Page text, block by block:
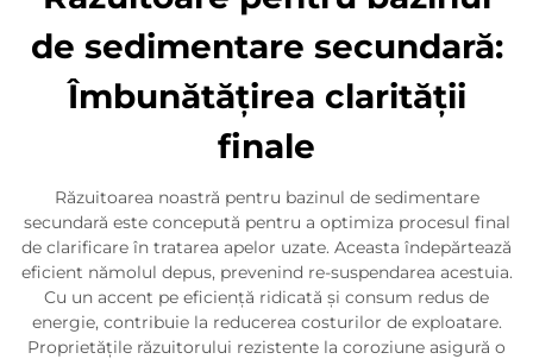
de sedimentare secundară:
Îmbunătățirea clarității
finale
Răzuitoarea noastră pentru bazinul de sedimentare
secundară este concepută pentru a optimiza procesul final
de clarificare în tratarea apelor uzate. Aceasta îndepărtează
eficient nămolul depus, prevenind re-suspendarea acestuia.
Cu un accent pe eficiență ridicată și consum redus de
energie, contribuie la reducerea costurilor de exploatare.
Proprietățile răzuitorului rezistente la coroziune asigură o